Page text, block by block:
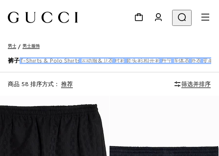
男士 男士服饰
裤子 T-Shirts & Polo Shirts 运动服&卫衣 衬衫 套头衫和开衫 丹宁 连体衣 外衣 皮革
商品 58 排序方式： 推荐 筛选并排序